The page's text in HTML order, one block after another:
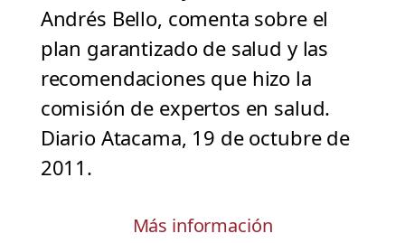
Andrés Bello, comenta sobre el
plan garantizado de salud y las
recomendaciones que hizo la
comisión de expertos en salud.
Diario Atacama, 19 de octubre de
2011.
Más información